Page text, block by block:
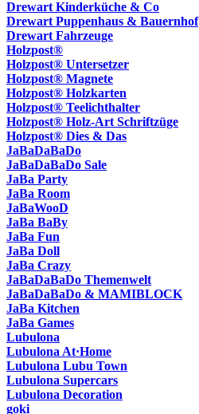
Drewart Kinderküche & Co
Drewart Puppenhaus & Bauernhof
Drewart Fahrzeuge
Holzpost®
Holzpost® Untersetzer
Holzpost® Magnete
Holzpost® Holzkarten
Holzpost® Teelichthalter
Holzpost® Holz-Art Schriftzüge
Holzpost® Dies & Das
JaBaDaBaDo
JaBaDaBaDo Sale
JaBa Party
JaBa Room
JaBaWooD
JaBa BaBy
JaBa Fun
JaBa Doll
JaBa Crazy
JaBaDaBaDo Themenwelt
JaBaDaBaDo & MAMIBLOCK
JaBa Kitchen
JaBa Games
Lubulona
Lubulona At·Home
Lubulona Lubu Town
Lubulona Supercars
Lubulona Decoration
goki